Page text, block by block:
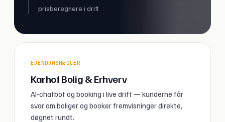
prisberegnere i drift
EJENDOMSMÆGLER
Karhof Bolig & Erhverv
AI-chatbot og booking i live drift — kunderne får
svar om boliger og booker fremvisninger direkte,
døgnet rundt.